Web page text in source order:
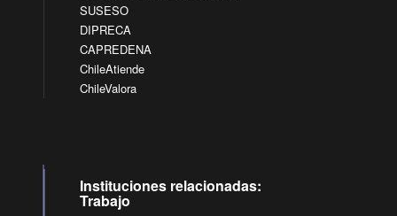
SUSESO
DIPRECA
CAPREDENA
ChileAtiende
ChileValora
Instituciones relacionadas:
Trabajo